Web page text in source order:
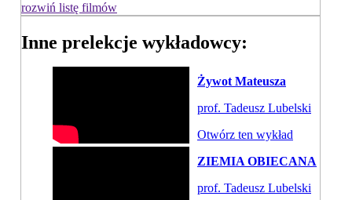
rozwiń listę filmów
Inne prelekcje wykładowcy:
Żywot Mateusza
prof. Tadeusz Lubelski
Otwórz ten wykład
ZIEMIA OBIECANA
prof. Tadeusz Lubelski